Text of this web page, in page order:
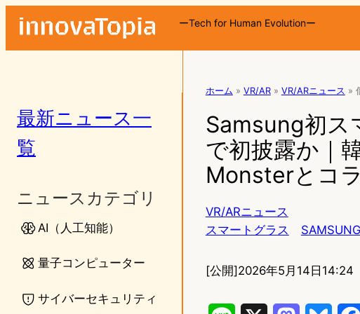
ーTech for Human Evolutionー
最新ニュース一
覧
ニュースカテゴリ
AI（人工知能）
量子コンピューター
サイバーセキュリティ
ホーム » VR/AR » VR/ARニュース »
Samsung初ス
で初披露か｜
Monsterとコ
VR/ARニュース
スマートグラス
SAMSUNG
[公開]2026年5月14日14:24